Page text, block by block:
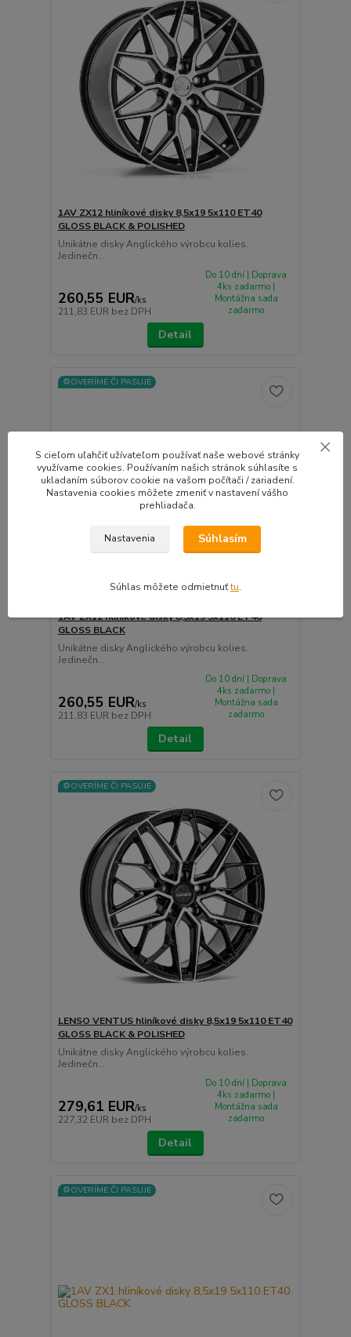
1AV ZX12 hliníkové disky 8,5x19 5x110 ET40
GLOSS BLACK & POLISHED
Unikátne disky Anglického výrobcu kolies.
Jedinečn...
260,55 EUR/ks
211,83 EUR bez DPH
Do 10 dní | Doprava
4ks zadarmo |
Montážna sada
zadarmo
Detail
⚙️OVERÍME ČI PASUJE
1AV ZX12 hliníkové disky 8,5x19 5x110 ET40
GLOSS BLACK
Unikátne disky Anglického výrobcu kolies.
Jedinečn...
260,55 EUR/ks
211,83 EUR bez DPH
Do 10 dní | Doprava
4ks zadarmo |
Montážna sada
zadarmo
Detail
⚙️OVERÍME ČI PASUJE
LENSO VENTUS hliníkové disky 8,5x19 5x110 ET40
GLOSS BLACK & POLISHED
Unikátne disky Anglického výrobcu kolies.
Jedinečn...
279,61 EUR/ks
227,32 EUR bez DPH
Do 10 dní | Doprava
4ks zadarmo |
Montážna sada
zadarmo
Detail
⚙️OVERÍME ČI PASUJE
S cieľom uľahčiť užívateľom používať naše webové stránky
využívame cookies. Používaním našich stránok súhlasíte s
ukladaním súborov cookie na vašom počítači / zariadení.
Nastavenia cookies môžete zmeniť v nastavení vášho
prehliadača.
Nastavenia Súhlasím
Súhlas môžete odmietnuťtu.